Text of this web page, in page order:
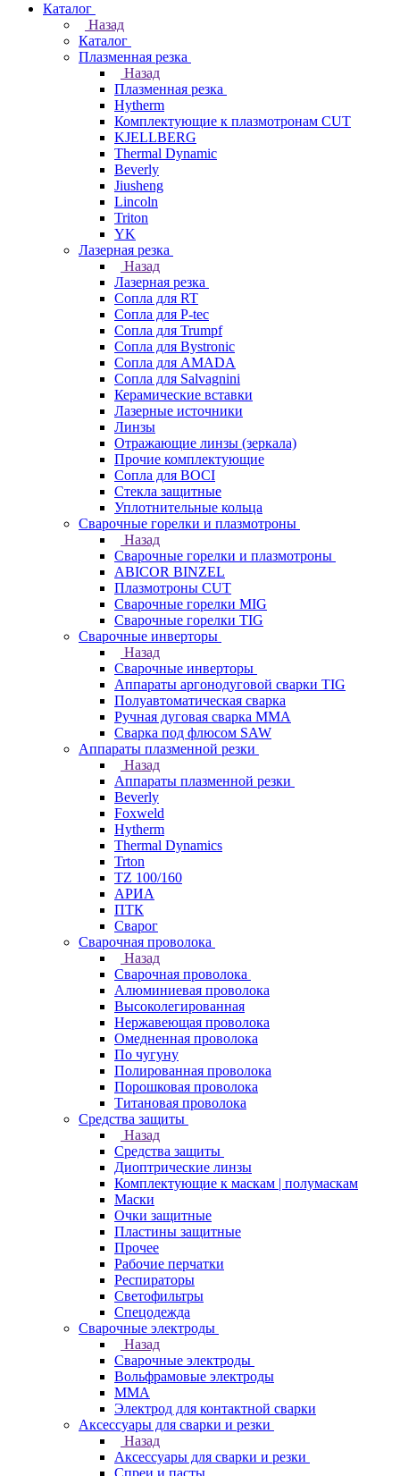
Каталог
Назад
Каталог
Плазменная резка
Назад
Плазменная резка
Hytherm
Комплектующие к плазмотронам CUT
KJELLBERG
Thermal Dynamic
Beverly
Jiusheng
Lincoln
Triton
YK
Лазерная резка
Назад
Лазерная резка
Сопла для RT
Сопла для P-tec
Сопла для Trumpf
Сопла для Bystronic
Сопла для AMADA
Сопла для Salvagnini
Керамические вставки
Лазерные источники
Линзы
Отражающие линзы (зеркала)
Прочие комплектующие
Сопла для BOCI
Стекла защитные
Уплотнительные кольца
Сварочные горелки и плазмотроны
Назад
Сварочные горелки и плазмотроны
ABICOR BINZEL
Плазмотроны CUT
Сварочные горелки MIG
Сварочные горелки TIG
Сварочные инверторы
Назад
Сварочные инверторы
Аппараты аргонодуговой сварки TIG
Полуавтоматическая сварка
Ручная дуговая сварка MMA
Сварка под флюсом SAW
Аппараты плазменной резки
Назад
Аппараты плазменной резки
Beverly
Foxweld
Hytherm
Thermal Dynamics
Trton
TZ 100/160
АРИА
ПТК
Сварог
Сварочная проволока
Назад
Сварочная проволока
Алюминиевая проволока
Высоколегированная
Нержавеющая проволока
Омедненная проволока
По чугуну
Полированная проволока
Порошковая проволока
Титановая проволока
Средства защиты
Назад
Средства защиты
Диоптрические линзы
Комплектующие к маскам | полумаскам
Маски
Очки защитные
Пластины защитные
Прочее
Рабочие перчатки
Респираторы
Светофильтры
Спецодежда
Сварочные электроды
Назад
Сварочные электроды
Вольфрамовые электроды
ММА
Электрод для контактной сварки
Аксессуары для сварки и резки
Назад
Аксессуары для сварки и резки
Спреи и пасты